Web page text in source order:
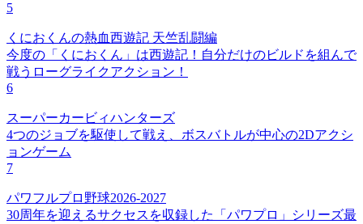
5
くにおくんの熱血西遊記 天竺乱闘編
今度の「くにおくん」は西遊記！自分だけのビルドを組んで
戦うローグライクアクション！
6
スーパーカービィハンターズ
4つのジョブを駆使して戦え、ボスバトルが中心の2Dアクシ
ョンゲーム
7
パワフルプロ野球2026-2027
30周年を迎えるサクセスを収録した「パワプロ」シリーズ最